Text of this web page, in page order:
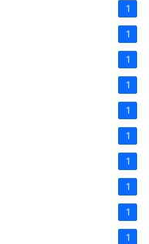
1
1
1
1
1
1
1
1
1
1